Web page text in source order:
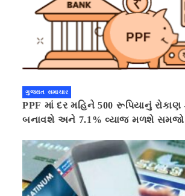
ગુજરાત સમાચાર
PPF માં દર મહિને 500 રૂપિયાનું
બનાવશે અને 7.1% વ્યાજ મળશે સમજો